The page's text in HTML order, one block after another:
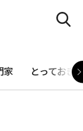
家 とっておき